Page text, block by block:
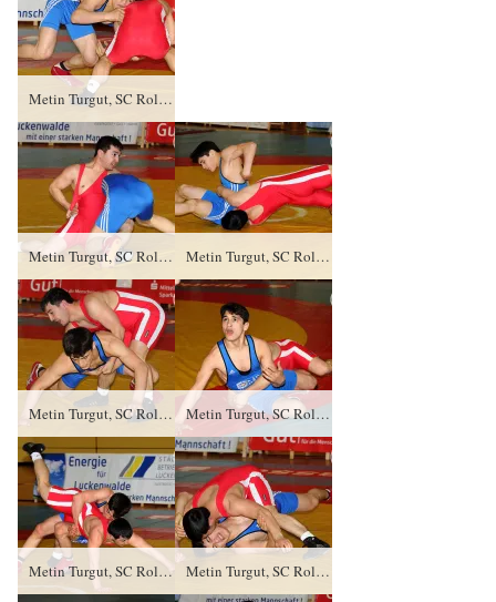
Metin Turgut, SC Roland Hamburg gegen Abdul Galamatov (blaues Trikot), RSV Rotation Greiz DQ/0:5/11:13
Metin Turgut, SC Roland Hamburg gegen Abdul Galamatov (blaues Trikot), RSV Rotation Greiz DQ/0:5/11:13 Metin Turgut, SC Roland Hamburg gegen Abdul Galamatov (blaues Trikot), RSV Rotation Greiz DQ/0:5/11:13
Metin Turgut, SC Roland Hamburg gegen Abdul Galamatov (blaues Trikot), RSV Rotation Greiz DQ/0:5/11:13 Metin Turgut, SC Roland Hamburg gegen Abdul Galamatov (blaues Trikot), RSV Rotation Greiz DQ/0:5/11:13
Metin Turgut, SC Roland Hamburg gegen Abdul Galamatov (blaues Trikot), RSV Rotation Greiz DQ/0:5/11:13 Metin Turgut, SC Roland Hamburg gegen Abdul Galamatov (blaues Trikot), RSV Rotation Greiz DQ/0:5/11:13